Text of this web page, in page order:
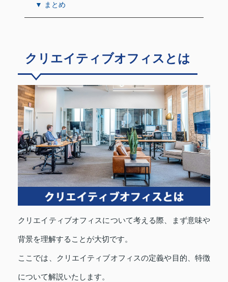
▼ まとめ
クリエイティブオフィスとは
クリエイティブオフィスについて考える際、まず意味や
背景を理解することが大切です。
ここでは、クリエイティブオフィスの定義や目的、特徴
について解説いたします。